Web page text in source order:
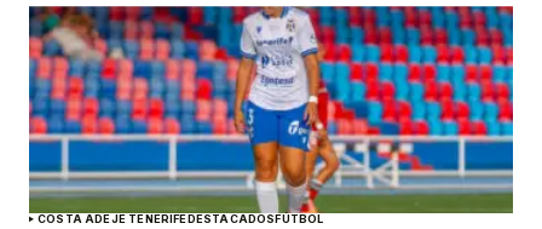
COSTA ADEJE TENERIFEDESTACADOSFÚTBOL